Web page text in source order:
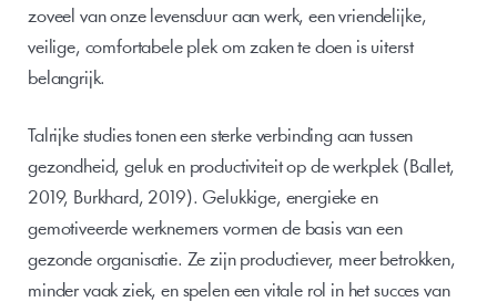
zoveel van onze levensduur aan werk, een vriendelijke,
veilige, comfortabele plek om zaken te doen is uiterst
belangrijk.
Talrijke studies tonen een sterke verbinding aan tussen
gezondheid, geluk en productiviteit op de werkplek (Ballet,
2019, Burkhard, 2019). Gelukkige, energieke en
gemotiveerde werknemers vormen de basis van een
gezonde organisatie. Ze zijn productiever, meer betrokken,
minder vaak ziek, en spelen een vitale rol in het succes van